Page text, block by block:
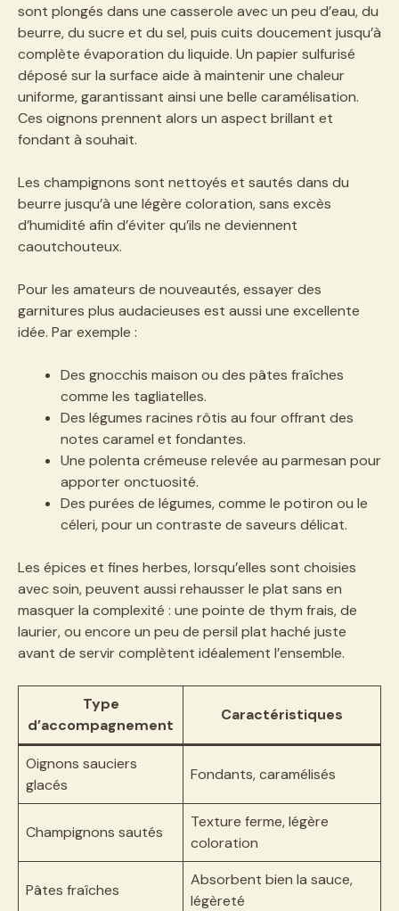
sont plongés dans une casserole avec un peu d’eau, du
beurre, du sucre et du sel, puis cuits doucement jusqu’à
complète évaporation du liquide. Un papier sulfurisé
déposé sur la surface aide à maintenir une chaleur
uniforme, garantissant ainsi une belle caramélisation.
Ces oignons prennent alors un aspect brillant et
fondant à souhait.
Les champignons sont nettoyés et sautés dans du
beurre jusqu’à une légère coloration, sans excès
d’humidité afin d’éviter qu’ils ne deviennent
caoutchouteux.
Pour les amateurs de nouveautés, essayer des
garnitures plus audacieuses est aussi une excellente
idée. Par exemple :
Des gnocchis maison ou des pâtes fraîches
comme les tagliatelles.
Des légumes racines rôtis au four offrant des
notes caramel et fondantes.
Une polenta crémeuse relevée au parmesan pour
apporter onctuosité.
Des purées de légumes, comme le potiron ou le
céleri, pour un contraste de saveurs délicat.
Les épices et fines herbes, lorsqu’elles sont choisies
avec soin, peuvent aussi rehausser le plat sans en
masquer la complexité : une pointe de thym frais, de
laurier, ou encore un peu de persil plat haché juste
avant de servir complètent idéalement l’ensemble.
Type
d’accompagnement
Caractéristiques
Oignons sauciers
glacés
Fondants, caramélisés
Champignons sautés
Texture ferme, légère
coloration
Pâtes fraîches
Absorbent bien la sauce,
légèreté